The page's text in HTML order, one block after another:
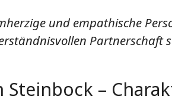
und empathische
Partnerschaft
Steinbock –